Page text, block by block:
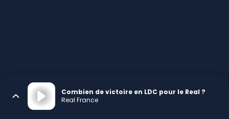
Combien de victoire en LDC pour le Real ?
Real France